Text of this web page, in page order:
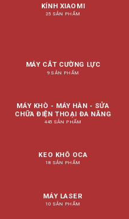
KÍNH XIAOMI
25 SẢN PHẨM
MÁY CẮT CƯỜNG LỰC
9 SẢN PHẨM
MÁY KHÒ - MÁY HÀN - SỬA
CHỮA ĐIỆN THOẠI ĐA NĂNG
445 SẢN PHẨM
KEO KHÔ OCA
18 SẢN PHẨM
MÁY LASER
10 SẢN PHẨM